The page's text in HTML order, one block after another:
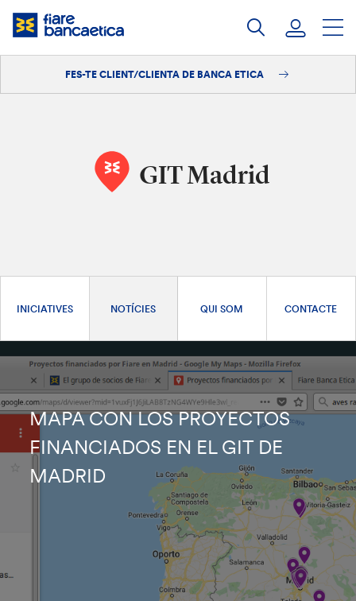
Salta
Iniciar sessióFES-TE CLIENT/CLIENTA DE BANCA ETICA
GIT Madrid
INICIATIVES NOTÍCIES QUI SOM CONTACTE
MAPA CON LOS PROYECTOS
FINANCIADOS EN EL GIT DE
MADRID